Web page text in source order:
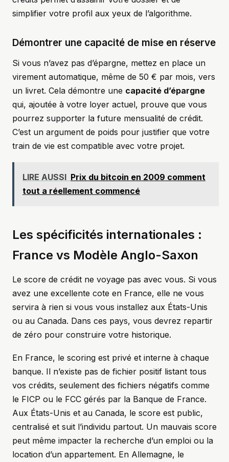
simplifier votre profil aux yeux de l’algorithme.
Démontrer une capacité de mise en réserve
Si vous n’avez pas d’épargne, mettez en place un
virement automatique, même de 50 € par mois, vers
un livret. Cela démontre une capacité d’épargne
qui, ajoutée à votre loyer actuel, prouve que vous
pourrez supporter la future mensualité de crédit.
C’est un argument de poids pour justifier que votre
train de vie est compatible avec votre projet.
LIRE AUSSI Prix du bitcoin en 2009 comment
tout a réellement commencé
Les spécificités internationales :
France vs Modèle Anglo-Saxon
Le score de crédit ne voyage pas avec vous. Si vous
avez une excellente cote en France, elle ne vous
servira à rien si vous vous installez aux États-Unis
ou au Canada. Dans ces pays, vous devrez repartir
de zéro pour construire votre historique.
En France, le scoring est privé et interne à chaque
banque. Il n’existe pas de fichier positif listant tous
vos crédits, seulement des fichiers négatifs comme
le FICP ou le FCC gérés par la Banque de France.
Aux États-Unis et au Canada, le score est public,
centralisé et suit l’individu partout. Un mauvais score
peut même impacter la recherche d’un emploi ou la
location d’un appartement. En Allemagne, le